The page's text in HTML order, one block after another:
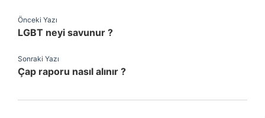
Önceki Yazı
LGBT neyi savunur ?
Sonraki Yazı
Çap raporu nasıl alınır ?